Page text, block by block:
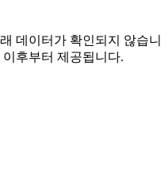
데이터가 확인되지 않습니
후부터 제공됩니다.